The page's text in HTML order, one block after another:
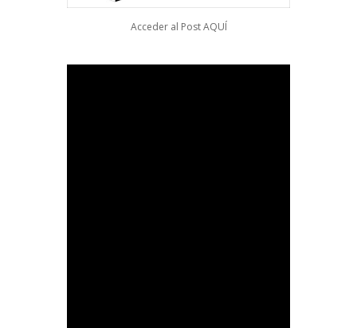
Acceder al PostAQUÍ